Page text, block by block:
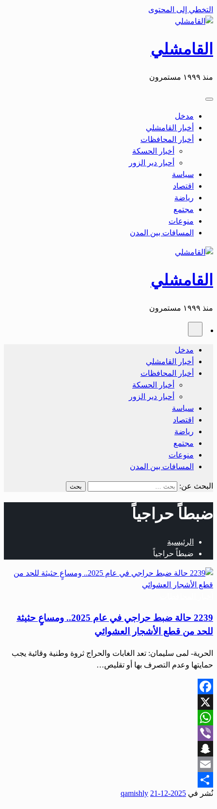
التخطي إلى المحتوى
القامشلي
منذ ١٩٩٩ مستمرون
مدخل
أخبار القامشلي
أخبار المحافظات
أخبار الحسكة
أحبار دير الزور
سياسة
اقتصاد
رياضة
مجتمع
منوعات
المسافات بين المدن
القامشلي
منذ ١٩٩٩ مستمرون
مدخل
أخبار القامشلي
أخبار المحافظات
أخبار الحسكة
أحبار دير الزور
سياسة
اقتصاد
رياضة
مجتمع
منوعات
المسافات بين المدن
البحث عن:
ضبطاً حراجياً
الرئيسية
ضبطاً حراجياً
2239 حالة ضبط حراجي في عام 2025.. ومساعٍ حثيثة
للحد من قطع الأشجار العشوائي
الحرية- لمى سليمان: تعد الغابات والحراج ثروة وطنية وقائية يجب
حمايتها وعدم التصرف بها أو تقليص…
Facebook
X
WhatsApp
Viber
Snapchat
Email
Share
نُشر في 2025-12-21
qamishly